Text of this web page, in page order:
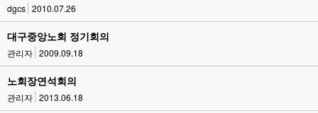
dgcs 2010.07.26
대구중앙노회 정기회의
관리자 2009.09.18
노회장연석회의
관리자 2013.06.18